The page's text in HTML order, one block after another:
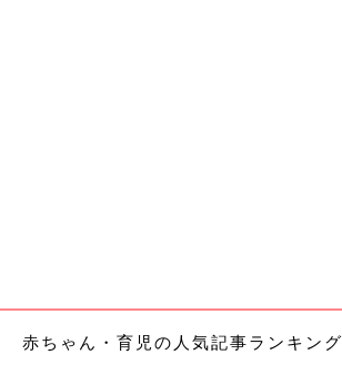
赤ちゃん・育児の人気記事ランキング